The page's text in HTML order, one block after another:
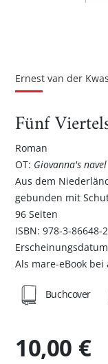
Bildgalerie
Ernest van der
Fünf
Roman
OT: Giovanna's navel
Aus dem
gebunden mit
96 Seiten
ISBN: 978-3-86648-
Als mare-eBook
10,00 €
Buchcover